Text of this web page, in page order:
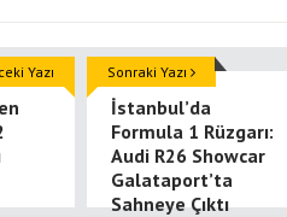
Yazı
İstanbul’da
Formula 1 Rüzgarı:
Audi R26 Showcar
Galataport’ta
Sahneye Çıktı
Sonraki Yazı